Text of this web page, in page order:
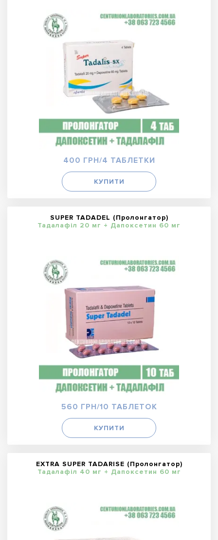
400 ГРН/4 ТАБЛЕТКИ
КУПИТИ
SUPER TADADEL (Пролонгатор)
Тадалафіл 20 мг + Дапоксетин 60 мг
560 ГРН/10 ТАБЛЕТОК
КУПИТИ
EXTRA SUPER TADARISE (Пролонгатор)
Тадалафіл 40 мг + Дапоксетин 60 мг